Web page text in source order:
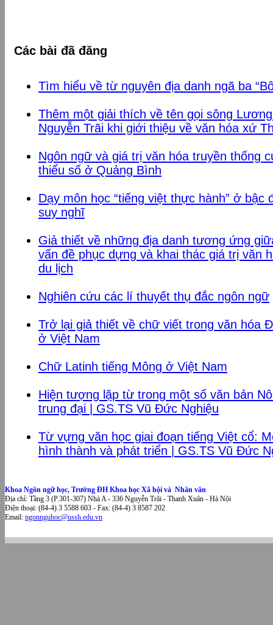
Các bài đã đăng
Tìm hiểu về từ nguyên địa danh ngã ba
Thêm một giải thích về tên gọi sông
Nguyễn Trãi khi giới thiệu về văn hóa xứ
Ngôn ngữ và giá trị văn hóa truyền thống
thiểu số ở Quảng Bình
Dạy môn học “tiếng việt thực hành” ở bậc
suy nghĩ
Giả thiết về những địa danh tương ứng
vấn đề phục dựng và khai thác giá trị văn
du lịch
Nghiên cứu các lí thuyết thụ đắc ngôn ngữ
Trở lại giả thiết về chữ viết trong văn hóa
ở Việt Nam
Chữ Latinh tiếng Mông ở Việt Nam
Hiện tượng lặp từ trong một số văn bản
trung đại | GS.TS Vũ Đức Nghiệu
Từ vựng văn học giai đoạn tiếng Việt cổ:
hình thành và phát triển | GS.TS Vũ Đức
Khoa Ngôn ngữ học, Trường ĐH Khoa học Xã hội và Nhân văn
Địa chỉ: Tầng 3 (P.301-307) Nhà A - 336 Nguyễn Trãi - Thanh Xuân - Hà Nội
Điện thoại: (84-4) 3 5588 603 - Fax: (84-4) 3 8587 202
Email: ngonnguhoc@ussh.edu.vn